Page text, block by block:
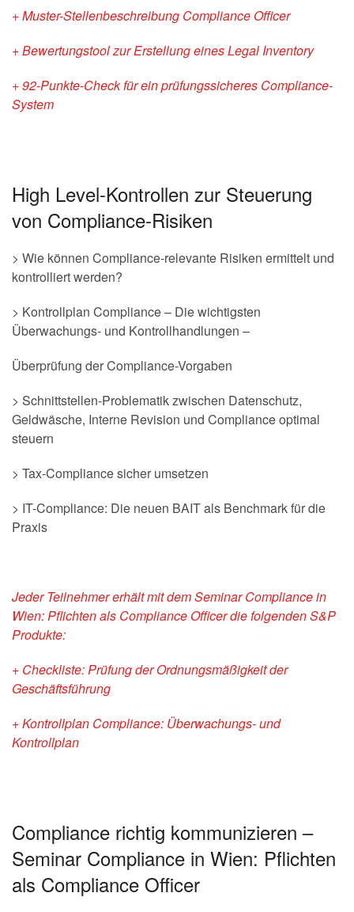
+ Muster-Stellenbeschreibung Compliance Officer
+ Bewertungstool zur Erstellung eines Legal Inventory
+ 92-Punkte-Check für ein prüfungssicheres Compliance-
System
High Level-Kontrollen zur Steuerung
von Compliance-Risiken
> Wie können Compliance-relevante Risiken ermittelt und
kontrolliert werden?
> Kontrollplan Compliance – Die wichtigsten
Überwachungs- und Kontrollhandlungen –
Überprüfung der Compliance-Vorgaben
> Schnittstellen-Problematik zwischen Datenschutz,
Geldwäsche, Interne Revision und Compliance optimal
steuern
> Tax-Compliance sicher umsetzen
> IT-Compliance: Die neuen BAIT als Benchmark für die
Praxis
Jeder Teilnehmer erhält mit dem Seminar Compliance in
Wien: Pflichten als Compliance Officer die folgenden S&P
Produkte:
+ Checkliste: Prüfung der Ordnungsmäßigkeit der
Geschäftsführung
+ Kontrollplan Compliance: Überwachungs- und
Kontrollplan
Compliance richtig kommunizieren –
Seminar Compliance in Wien: Pflichten
als Compliance Officer